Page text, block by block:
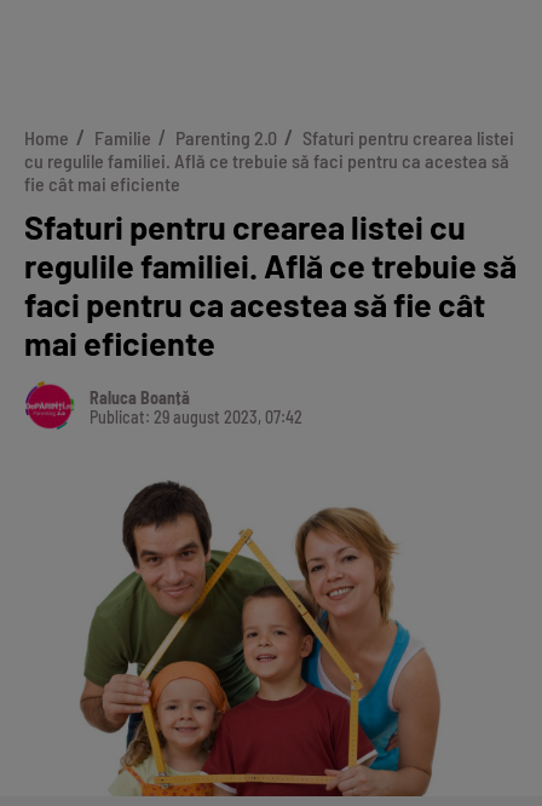
Home Familie Parenting 2.0
Sfaturi pentru crearea listei
cu regulile familiei. Află ce trebuie să faci pentru ca acestea să
fie cât mai eficiente
Sfaturi pentru crearea listei cu
regulile familiei. Află ce trebuie să
faci pentru ca acestea să fie cât
mai eficiente
Raluca Boanță
Publicat: 29 august 2023, 07:42